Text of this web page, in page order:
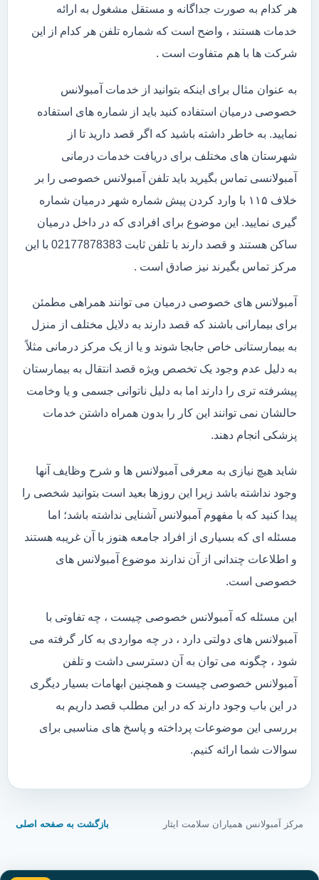
هر کدام به صورت جداگانه و مستقل مشغول به ارائه
خدمات هستند ، واضح است که شماره تلفن هر کدام از این
شرکت ها با هم متفاوت است .
به عنوان مثال برای اینکه بتوانید از خدمات آمبولانس
خصوصی درمیان استفاده کنید باید از شماره های استفاده
نمایید. به خاطر داشته باشید که اگر قصد دارید تا از
شهرستان های مختلف برای دریافت خدمات درمانی
آمبولانسی تماس بگیرید باید تلفن آمبولانس خصوصی را بر
خلاف ۱۱۵ با وارد کردن پیش شماره شهر درمیان شماره
گیری نمایید. این موضوع برای افرادی که در داخل درمیان
ساکن هستند و قصد دارند با تلفن ثابت 02177878383 با این
مرکز تماس بگیرند نیز صادق است .
آمبولانس های خصوصی درمیان می توانند همراهی مطمئن
برای بیمارانی باشند که قصد دارند به دلایل مختلف از منزل
به بیمارستانی خاص جابجا شوند و یا از یک مرکز درمانی مثلاً
به دلیل عدم وجود یک تخصص ویژه قصد انتقال به بیمارستان
پیشرفته تری را دارند اما به دلیل ناتوانی جسمی و یا وخامت
حالشان نمی توانند این کار را بدون همراه داشتن خدمات
پزشکی انجام دهند.
شاید هیچ نیازی به معرفی آمبولانس ها و شرح وظایف آنها
وجود نداشته باشد زیرا این روزها بعید است بتوانید شخصی را
پیدا کنید که با مفهوم آمبولانس آشنایی نداشته باشد؛ اما
مسئله ای که بسیاری از افراد جامعه هنوز با آن غریبه هستند
و اطلاعات چندانی از آن ندارند موضوع آمبولانس های
خصوصی است.
این مسئله که آمبولانس خصوصی چیست ، چه تفاوتی با
آمبولانس های دولتی دارد ، در چه مواردی به کار گرفته می
شود ، چگونه می توان به آن دسترسی داشت و تلفن
آمبولانس خصوصی چیست و همچنین ابهامات بسیار دیگری
در این باب وجود دارند که در این مطلب قصد داریم به
بررسی این موضوعات پرداخته و پاسخ های مناسبی برای
سوالات شما ارائه کنیم.
مرکز آمبولانس همیاران سلامت ایثار بازگشت به صفحه اصلی